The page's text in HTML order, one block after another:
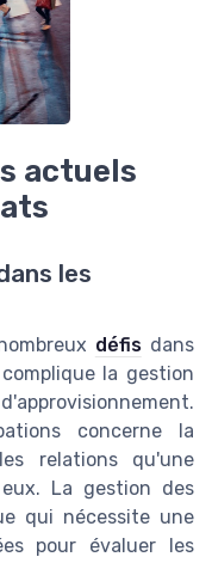
actuels
les
défisdans
la gestion
concerne la
relations qu'une
La gestion des
qui nécessite une
pour évaluer les